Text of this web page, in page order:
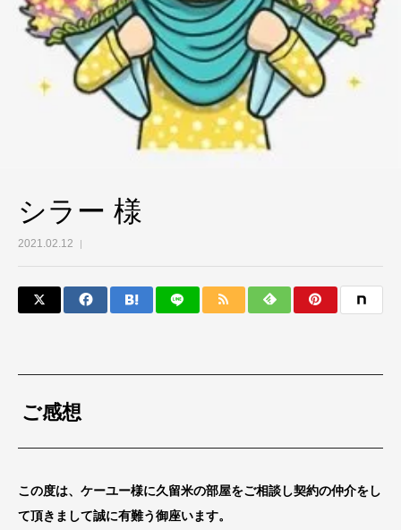
シラー 様
2021.02.12
ご感想
この度は、ケーユー様に久留米の部屋をご相談し契約の仲介をし
て頂きまして誠に有難う御座います。